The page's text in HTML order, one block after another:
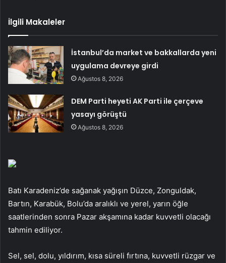
İlgili Makaleler
İstanbul’da market ve bakkallarda yeni
uygulama devreye girdi
Ağustos 8, 2026
DEM Parti heyeti AK Parti ile çerçeve
yasayı görüştü
Ağustos 8, 2026
Batı Karadeniz’de sağanak yağışın Düzce, Zonguldak,
Bartın, Karabük, Bolu’da aralıklı ve yerel, yarın öğle
saatlerinden sonra Pazar akşamına kadar kuvvetli olacağı
tahmin ediliyor.
Sel, sel, dolu, yıldırım, kısa süreli fırtına, kuvvetli rüzgar ve